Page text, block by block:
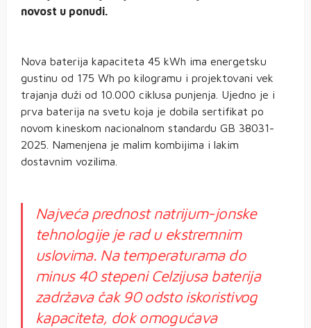
novost u ponudi.
Nova baterija kapaciteta 45 kWh ima energetsku
gustinu od 175 Wh po kilogramu i projektovani vek
trajanja duži od 10.000 ciklusa punjenja. Ujedno je i
prva baterija na svetu koja je dobila sertifikat po
novom kineskom nacionalnom standardu GB 38031-
2025. Namenjena je malim kombijima i lakim
dostavnim vozilima.
Najveća prednost natrijum-jonske
tehnologije je rad u ekstremnim
uslovima. Na temperaturama do
minus 40 stepeni Celzijusa baterija
zadržava čak 90 odsto iskoristivog
kapaciteta, dok omogućava